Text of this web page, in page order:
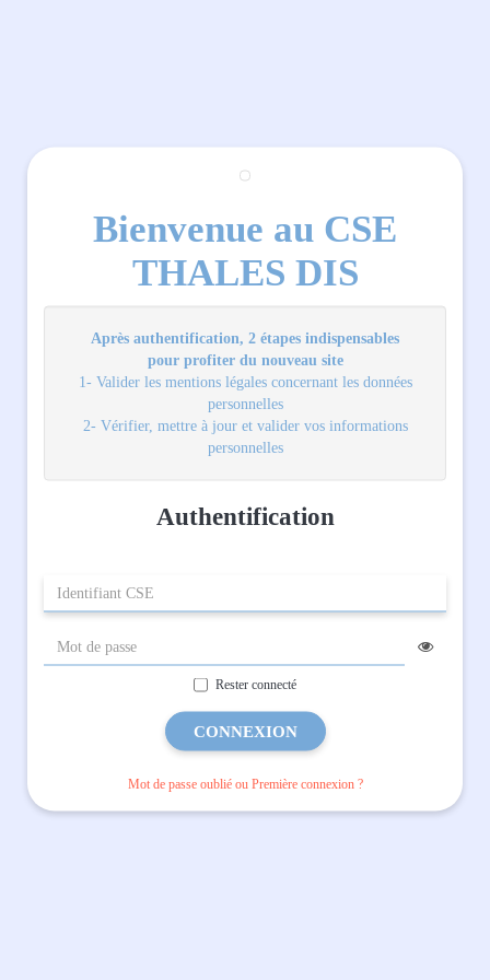
Bienvenue au CSE
THALES DIS
Après authentification, 2 étapes indispensables
pour profiter du nouveau site
1- Valider les mentions légales concernant les données
personnelles
2- Vérifier, mettre à jour et valider vos informations
personnelles
Authentification
Rester connecté
CONNEXION
Mot de passe oublié ou Première connexion ?